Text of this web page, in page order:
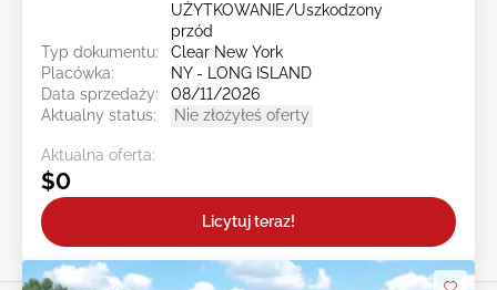
UŻYTKOWANIE/Uszkodzony
przód
Typ dokumentu:
Clear New York
Placówka:
NY - LONG ISLAND
Data sprzedaży:
08/11/2026
Aktualny status:
Nie złożyłeś oferty
Aktualna oferta:
$0
Licytuj teraz!